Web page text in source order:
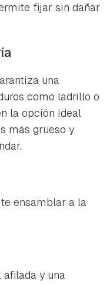
fijar sin dañar
una
como ladrillo o
la opción ideal
más grueso y
ensamblar a la
afilada y una